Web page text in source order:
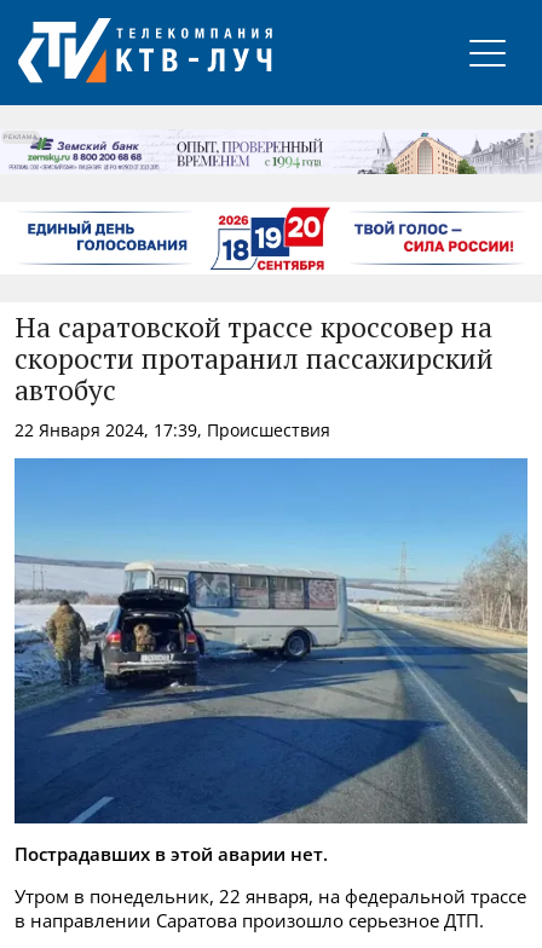
РЕКЛАМА
На саратовской трассе кроссовер на
скорости протаранил пассажирский
автобус
22 Января 2024, 17:39, Происшествия
Пострадавших в этой аварии нет.
Утром в понедельник, 22 января, на федеральной трассе
в направлении Саратова произошло серьезное ДТП.